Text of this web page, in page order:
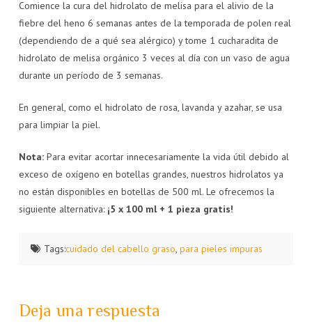
Comience la cura del hidrolato de melisa para el alivio de la
fiebre del heno 6 semanas antes de la temporada de polen real
(dependiendo de a qué sea alérgico) y tome 1 cucharadita de
hidrolato de melisa orgánico 3 veces al día con un vaso de agua
durante un período de 3 semanas.
En general, como el hidrolato de rosa, lavanda y azahar, se usa
para limpiar la piel.
Nota: Para evitar acortar innecesariamente la vida útil debido al
exceso de oxígeno en botellas grandes, nuestros hidrolatos ya
no están disponibles en botellas de 500 ml. Le ofrecemos la
siguiente alternativa:¡5 x 100 ml + 1 pieza gratis!
Tags:cuidado del cabello graso, para pieles impuras
Deja una respuesta